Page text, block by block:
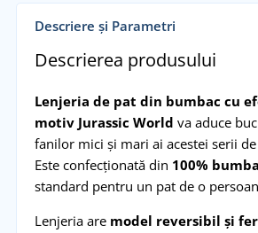
Descriere și Parametri
Descrierea produsului
Lenjeria de pat din bumbac cu
motiv Jurassic World va aduce
fanilor mici și mari ai acestei serii
Este confecționată din 100%
standard pentru un pat de o
Lenjeria are model reversibil și